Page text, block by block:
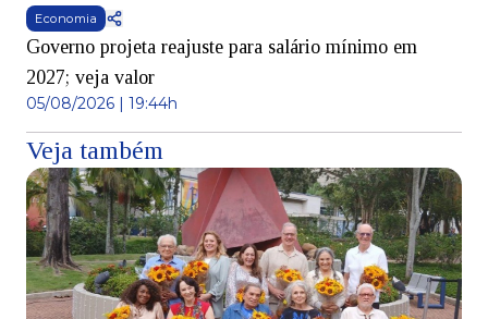
Economia
Governo projeta reajuste para salário mínimo em
2027; veja valor
05/08/2026 | 19:44h
Veja também